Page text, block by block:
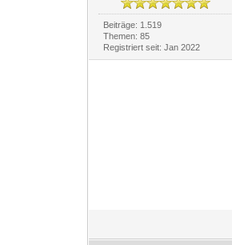
Beiträge: 1.519
Themen: 85
Registriert seit: Jan 2022